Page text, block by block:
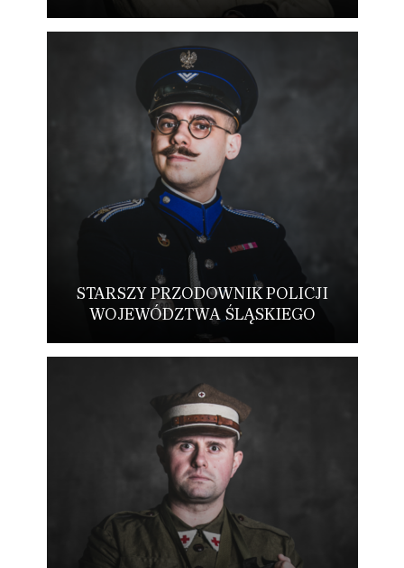
STARSZY PRZODOWNIK POLICJI
WOJEWÓDZTWA ŚLĄSKIEGO